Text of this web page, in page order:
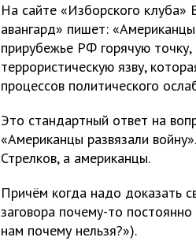
На сайте «Изборского клуба»
авангард» пишет:
прирубежье РФ горячую
террористическую язву,
процессов политического
Это стандартный ответ на
«Американцы развязали
Стрелков, а американцы.
Причём когда надо доказать
заговора почему-то
нам почему нельзя?»).